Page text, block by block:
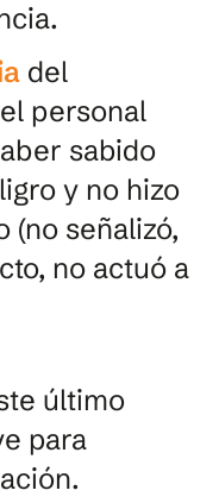
del
personal
sabido
y no hizo
(no señalizó,
no actuó a
último
para